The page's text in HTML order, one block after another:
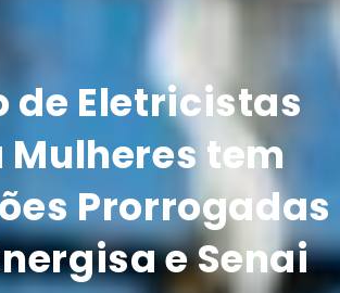
de Eletricistas
tem
Prorrogadas
e Senai